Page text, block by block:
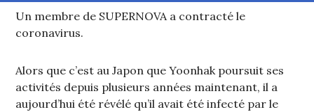
Un membre de SUPERNOVA a contracté le
coronavirus.
Alors que c’est au Japon que Yoonhak poursuit ses
activités depuis plusieurs années maintenant, il a
aujourd’hui été révélé qu’il avait été infecté par le